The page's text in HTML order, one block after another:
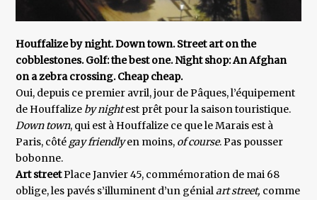
Houffalize by night. Down town. Street art on the
cobblestones. Golf: the best one. Night shop: An Afghan
on a zebra crossing. Cheap cheap.
Oui, depuis ce premier avril, jour de Pâques, l’équipement
de Houffalize by nightest prêt pour la saison touristique.
Down town, qui est à Houffalize ce que le Marais est à
Paris, côté gay friendlyen moins, of course. Pas pousser
bobonne.
Art streetPlace Janvier 45, commémoration de mai 68
oblige, les pavés s’illuminent d’un génialart street, comme